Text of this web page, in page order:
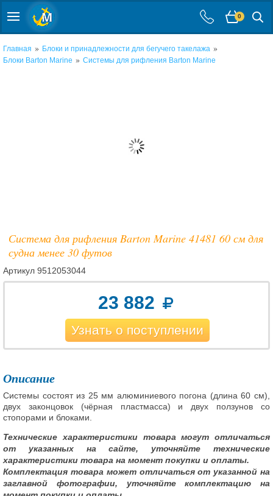
0
Главная » Блоки и принадлежности для бегучего такелажа »
Блоки Barton Marine » Системы для рифления Barton Marine
Система для рифления Barton Marine 41481 60 см для
судна менее 30 футов
Артикул 9512053044
23 882
Узнать о поступлении
Описание
Системы состоят из 25 мм алюминиевого погона (длина 60 см),
двух законцовок (чёрная пластмасса) и двух ползунов со
стопорами и блоками.
Технические характеристики товара могут отличаться
от указанных на сайте, уточняйте технические
характеристики товара на момент покупки и оплаты.
Комплектация товара может отличаться от указанной на
заглавной фотографии, уточняйте комплектацию на